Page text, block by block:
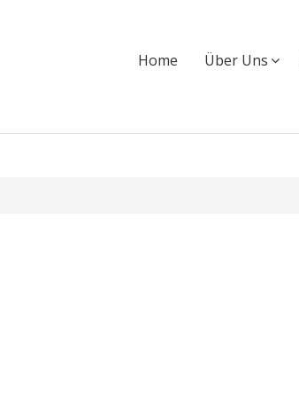
Home Über Uns